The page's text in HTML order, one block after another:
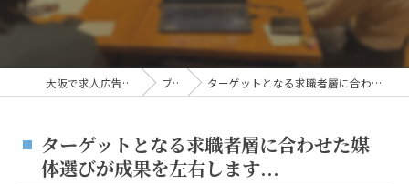
大阪で求人広告なら株式会社AOA ブログ ターゲットとなる求職者層に合わせた媒体選びが成果を左右します...
ターゲットとなる求職者層に合わせた媒
体選びが成果を左右します...